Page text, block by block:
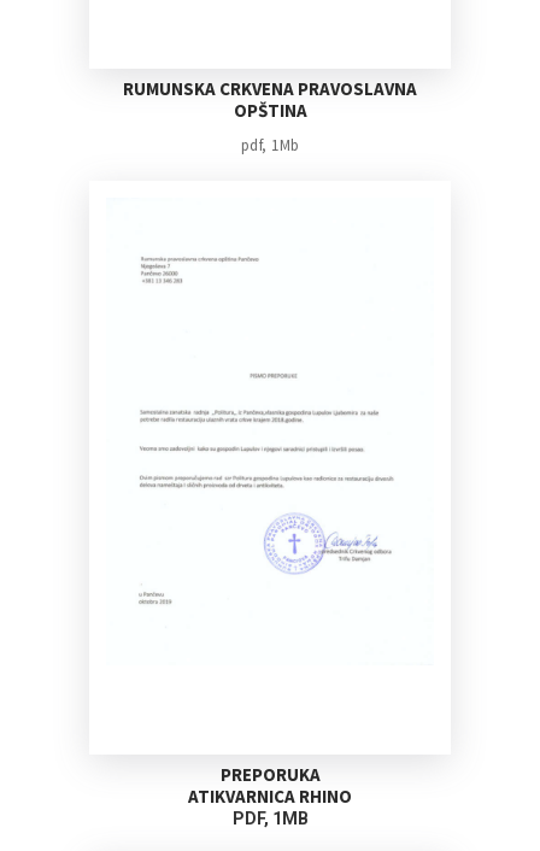
RUMUNSKA CRKVENA PRAVOSLAVNA
OPŠTINA
pdf, 1Mb
PREPORUKA
ATIKVARNICA RHINO
PDF, 1MB